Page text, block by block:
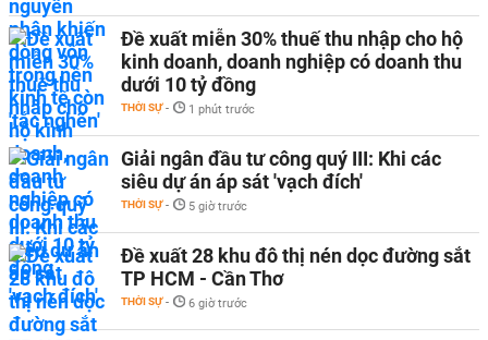
Đề xuất miễn 30% thuế thu nhập cho hộ
kinh doanh, doanh nghiệp có doanh thu
dưới 10 tỷ đồng
THỜI SỰ - 1 phút trước
Giải ngân đầu tư công quý III: Khi các
siêu dự án áp sát 'vạch đích'
THỜI SỰ - 5 giờ trước
Đề xuất 28 khu đô thị nén dọc đường sắt
TP HCM - Cần Thơ
THỜI SỰ - 6 giờ trước